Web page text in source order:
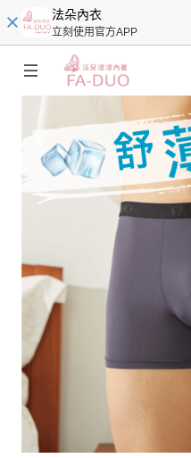
法朵內衣
立刻使用官方APP